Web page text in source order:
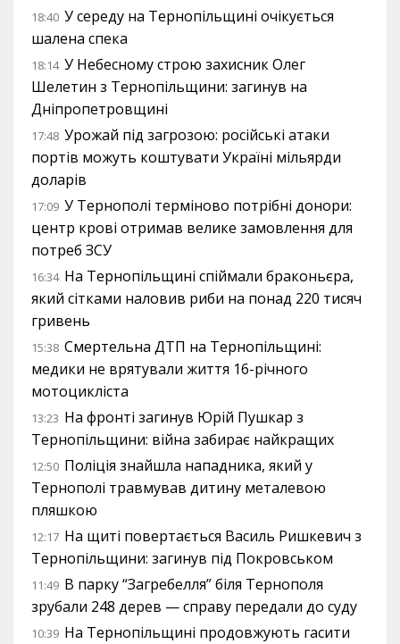
18:40 У середу на Тернопільщині очікується
шалена спека
18:14 У Небесному строю захисник Олег
Шелетин з Тернопільщини: загинув на
Дніпропетровщині
17:48 Урожай під загрозою: російські атаки
портів можуть коштувати Україні мільярди
доларів
17:09 У Тернополі терміново потрібні донори:
центр крові отримав велике замовлення для
потреб ЗСУ
16:34 На Тернопільщині спіймали браконьєра,
який сітками наловив риби на понад 220 тисяч
гривень
15:38 Смертельна ДТП на Тернопільщині:
медики не врятували життя 16-річного
мотоцикліста
13:23 На фронті загинув Юрій Пушкар з
Тернопільщини: війна забирає найкращих
12:50 Поліція знайшла нападника, який у
Тернополі травмував дитину металевою
пляшкою
12:17 На щиті повертається Василь Ришкевич з
Тернопільщини: загинув під Покровськом
11:49 В парку “Загребелля” біля Тернополя
зрубали 248 дерев — справу передали до суду
10:39 На Тернопільщині продовжують гасити